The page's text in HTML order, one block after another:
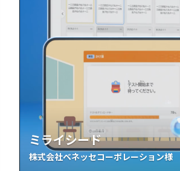
ミライシード
株式会社ベネッセコーポレーション様